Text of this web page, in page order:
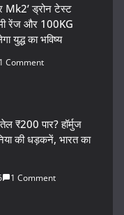
Mk2’ ड्रोन टेस्ट
रेंज और 100KG
युद्ध का भविष्य
1 Comment
₹200 पार? हॉर्मुज
की धड़कनें, भारत का
1 Comment